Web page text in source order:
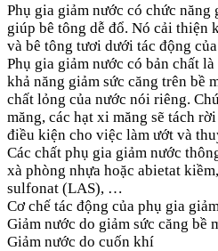
Phụ gia giảm nước có chức năng
giúp bê tông dễ đổ. Nó cải thiện
và bê tông tươi dưới tác động
Phụ gia giảm nước có bản chất
khả năng giảm sức căng trên bề
chất lỏng của nước nói riêng.
măng, các hạt xi măng sẽ tách
điều kiện cho việc làm ướt và
Các chất phụ gia giảm nước
xà phòng nhựa hoặc abietat
sulfonat (LAS), …
Cơ chế tác động của phụ gia
Giảm nước do giảm sức căng bề
Giảm nước do cuốn khí